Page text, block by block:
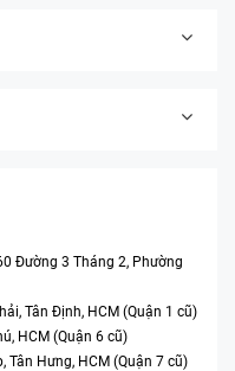
Đường 3 Tháng 2, Phường
Tân Định, HCM (Quận 1 cũ)
HCM (Quận 6 cũ)
Tân Hưng, HCM (Quận 7 cũ)